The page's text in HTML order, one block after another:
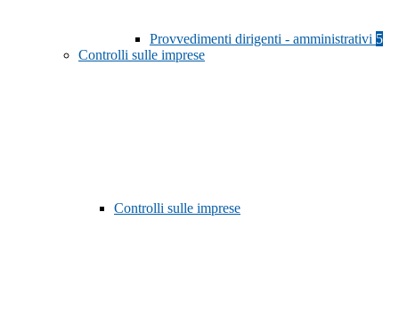
Provvedimenti dirigenti - amministrativi 5
Controlli sulle imprese
Controlli sulle imprese